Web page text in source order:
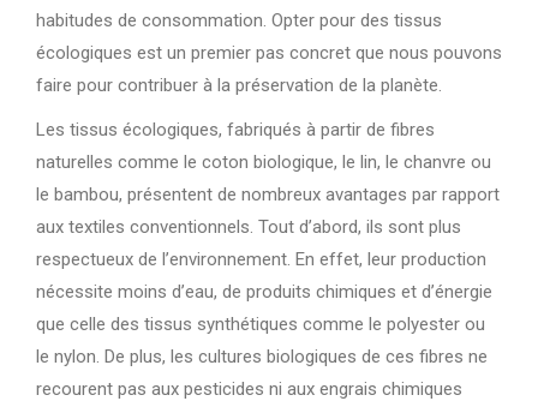
habitudes de consommation. Opter pour des tissus
écologiques est un premier pas concret que nous pouvons
faire pour contribuer à la préservation de la planète.
Les tissus écologiques, fabriqués à partir de fibres
naturelles comme le coton biologique, le lin, le chanvre ou
le bambou, présentent de nombreux avantages par rapport
aux textiles conventionnels. Tout d’abord, ils sont plus
respectueux de l’environnement. En effet, leur production
nécessite moins d’eau, de produits chimiques et d’énergie
que celle des tissus synthétiques comme le polyester ou
le nylon. De plus, les cultures biologiques de ces fibres ne
recourent pas aux pesticides ni aux engrais chimiques